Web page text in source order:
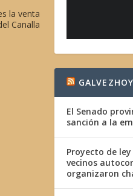
la venta
Canalla
El Senado
sanción a la
Proyecto de
vecinos
organizaron